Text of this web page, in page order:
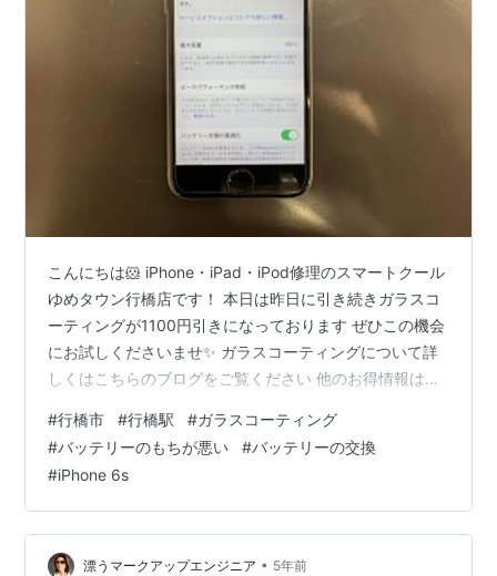
こんにちは🐹 iPhone・iPad・iPod修理のスマートクール
ゆめタウン行橋店です！ 本日は昨日に引き続きガラスコ
ーティングが1100円引きになっております ぜひこの機会
にお試しくださいませ✨ ガラスコーティングについて詳
しくはこちらのブログをご覧ください 他のお得情報は当
紹介するのはiPhone6sのバッテリー交換です！ 発売から
時間が経っていますが、まだまだ使っている方は多いと
思います こちらはバッテリー最大容量が66％まで劣化し
てしまっていますね… このままでは充電が一日持たなか
ったり 色々と不便だと思います バッテリーの…
#行橋市 #行橋駅 #ガラスコーティング
#バッテリーのもちが悪い #バッテリーの交換
#iPhone 6s
漂うマークアップエンジニア • 5年前